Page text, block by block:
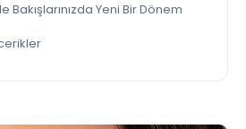
Bakışlarınızda Yeni Bir Dönem